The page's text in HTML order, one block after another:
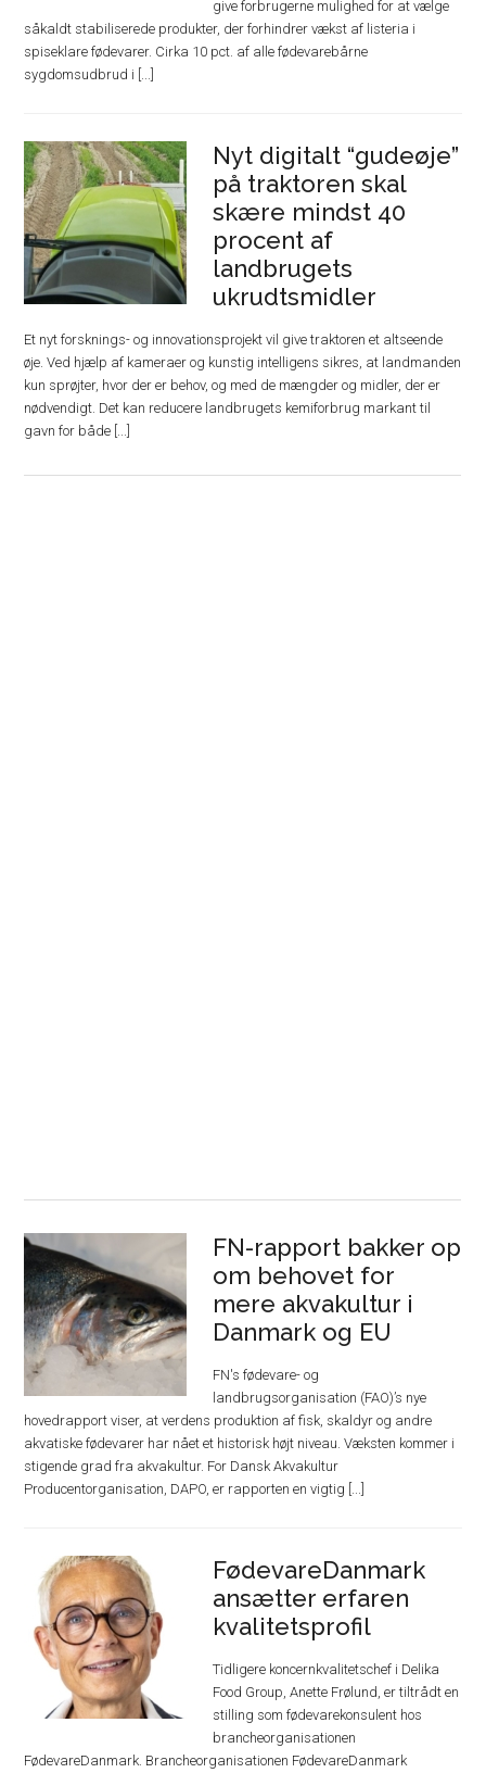
give forbrugerne mulighed for at vælge
såkaldt stabiliserede produkter, der forhindrer vækst af listeria i
spiseklare fødevarer. Cirka 10 pct. af alle fødevarebårne
sygdomsudbrud i [...]
Nyt digitalt “gudeøje”
på traktoren skal
skære mindst 40
procent af
landbrugets
ukrudtsmidler
Et nyt forsknings- og innovationsprojekt vil give traktoren et altseende
øje. Ved hjælp af kameraer og kunstig intelligens sikres, at landmanden
kun sprøjter, hvor der er behov, og med de mængder og midler, der er
nødvendigt. Det kan reducere landbrugets kemiforbrug markant til
gavn for både [...]
FN-rapport bakker op
om behovet for
mere akvakultur i
Danmark og EU
FN's fødevare- og
landbrugsorganisation (FAO)’s nye
hovedrapport viser, at verdens produktion af fisk, skaldyr og andre
akvatiske fødevarer har nået et historisk højt niveau. Væksten kommer i
stigende grad fra akvakultur. For Dansk Akvakultur
Producentorganisation, DAPO, er rapporten en vigtig [...]
FødevareDanmark
ansætter erfaren
kvalitetsprofil
Tidligere koncernkvalitetschef i Delika
Food Group, Anette Frølund, er tiltrådt en
stilling som fødevarekonsulent hos
brancheorganisationen
FødevareDanmark. Brancheorganisationen FødevareDanmark